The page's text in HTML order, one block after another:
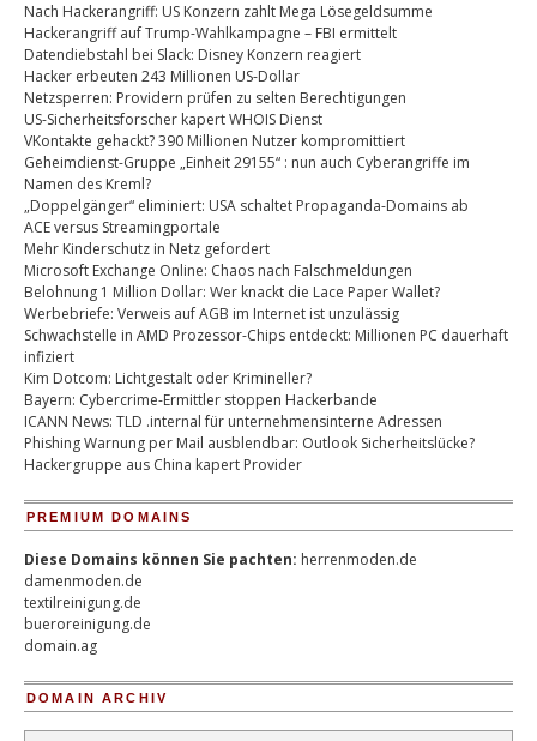
Nach Hackerangriff: US Konzern zahlt Mega Lösegeldsumme
Hackerangriff auf Trump-Wahlkampagne – FBI ermittelt
Datendiebstahl bei Slack: Disney Konzern reagiert
Hacker erbeuten 243 Millionen US-Dollar
Netzsperren: Providern prüfen zu selten Berechtigungen
US-Sicherheitsforscher kapert WHOIS Dienst
VKontakte gehackt? 390 Millionen Nutzer kompromittiert
Geheimdienst-Gruppe „Einheit 29155“ : nun auch Cyberangriffe im
Namen des Kreml?
„Doppelgänger“ eliminiert: USA schaltet Propaganda-Domains ab
ACE versus Streamingportale
Mehr Kinderschutz in Netz gefordert
Microsoft Exchange Online: Chaos nach Falschmeldungen
Belohnung 1 Million Dollar: Wer knackt die Lace Paper Wallet?
Werbebriefe: Verweis auf AGB im Internet ist unzulässig
Schwachstelle in AMD Prozessor-Chips entdeckt: Millionen PC dauerhaft
infiziert
Kim Dotcom: Lichtgestalt oder Krimineller?
Bayern: Cybercrime-Ermittler stoppen Hackerbande
ICANN News: TLD .internal für unternehmensinterne Adressen
Phishing Warnung per Mail ausblendbar: Outlook Sicherheitslücke?
Hackergruppe aus China kapert Provider
PREMIUM DOMAINS
Diese Domains können Sie pachten: herrenmoden.de
damenmoden.de
textilreinigung.de
bueroreinigung.de
domain.ag
DOMAIN ARCHIV